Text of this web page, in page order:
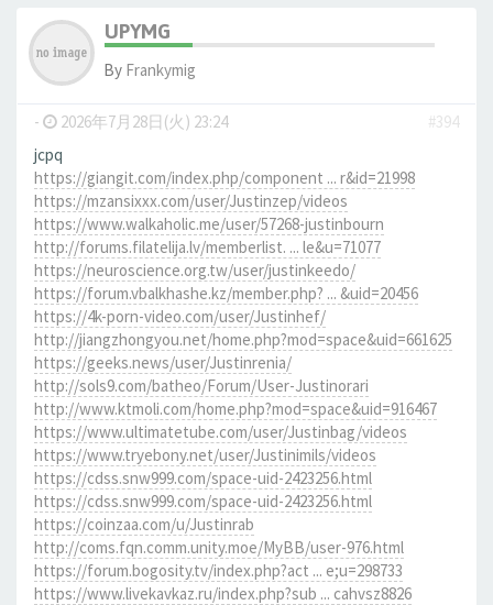
UPYMG
By Frankymig
- 2026年7月28日(火) 23:24
#394
jcpq
https://giangit.com/index.php/component ... r&id=21998
https://mzansixxx.com/user/Justinzep/videos
https://www.walkaholic.me/user/57268-justinbourn
http://forums.filatelija.lv/memberlist. ... le&u=71077
https://neuroscience.org.tw/user/justinkeedo/
https://forum.vbalkhashe.kz/member.php? ... &uid=20456
https://4k-porn-video.com/user/Justinhef/
http://jiangzhongyou.net/home.php?mod=space&uid=661625
https://geeks.news/user/Justinrenia/
http://sols9.com/batheo/Forum/User-Justinorari
http://www.ktmoli.com/home.php?mod=space&uid=916467
https://www.ultimatetube.com/user/Justinbag/videos
https://www.tryebony.net/user/Justinimils/videos
https://cdss.snw999.com/space-uid-2423256.html
https://cdss.snw999.com/space-uid-2423256.html
https://coinzaa.com/u/Justinrab
http://coms.fqn.comm.unity.moe/MyBB/user-976.html
https://forum.bogosity.tv/index.php?act ... e;u=298733
https://www.livekavkaz.ru/index.php?sub ... cahvsz8826